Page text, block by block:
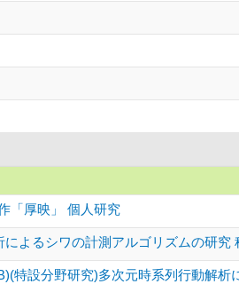
「厚映」 個人研究
によるシワの計測アルゴリズムの研究
特設分野研究)多次元時系列行動解